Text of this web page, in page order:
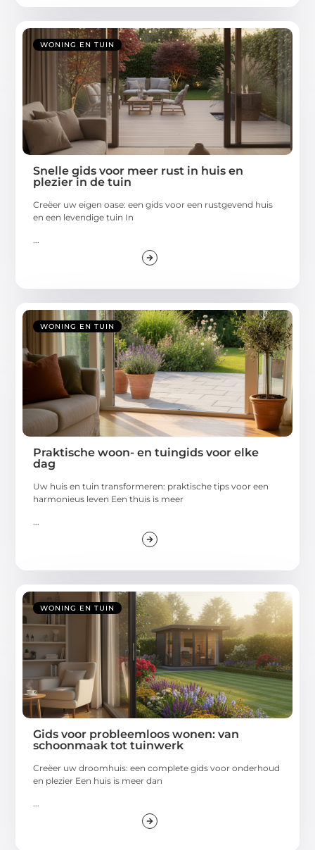
WONING EN TUIN
Snelle gids voor meer rust in huis en
plezier in de tuin
Creëer uw eigen oase: een gids voor een rustgevend huis
en een levendige tuin In
...
WONING EN TUIN
Praktische woon- en tuingids voor elke
dag
Uw huis en tuin transformeren: praktische tips voor een
harmonieus leven Een thuis is meer
...
WONING EN TUIN
Gids voor probleemloos wonen: van
schoonmaak tot tuinwerk
Creëer uw droomhuis: een complete gids voor onderhoud
en plezier Een huis is meer dan
...